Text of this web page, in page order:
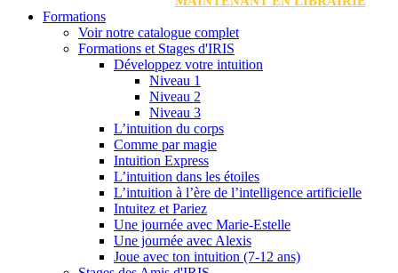
Formations
Voir notre catalogue complet
Formations et Stages d'IRIS
Développez votre intuition
Niveau 1
Niveau 2
Niveau 3
L’intuition du corps
Comme par magie
Intuition Express
L’intuition dans les étoiles
L’intuition à l’ère de l’intelligence artificielle
Intuitez et Pariez
Une journée avec Marie-Estelle
Une journée avec Alexis
Joue avec ton intuition (7-12 ans)